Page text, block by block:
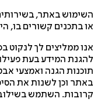
באתר, בשירותים
בתכנים קשורים בו, הינו
ממליצים לך לנקוט בכל
המידע בעת פעילותך
הגנה ואמצעי אבטחה
וכן לשנות את
השתמש בשילוב של